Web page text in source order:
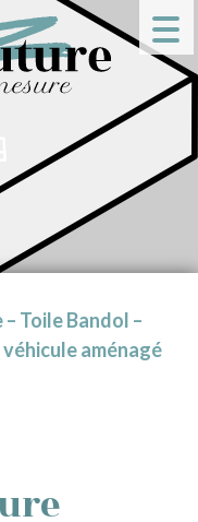
– Toile Bandol –
aménagé